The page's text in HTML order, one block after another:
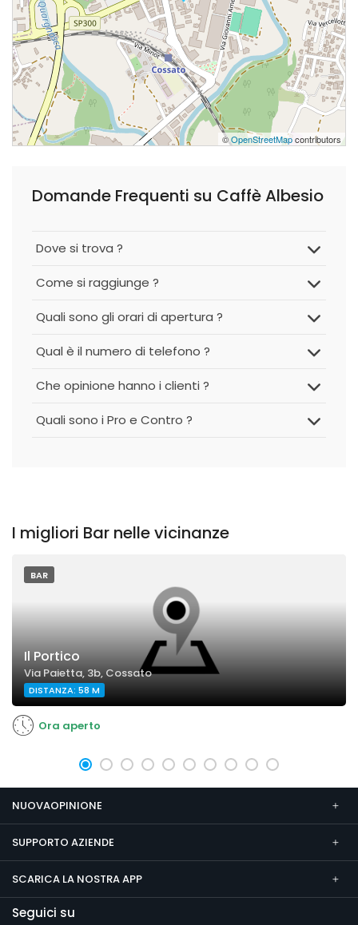
©OpenStreetMapcontributors
Domande Frequenti su Caffè Albesio
Dove si trova ?
Come si raggiunge ?
Quali sono gli orari di apertura ?
Qual è il numero di telefono ?
Che opinione hanno i clienti ?
Quali sono i Pro e Contro ?
I migliori Bar nelle vicinanze
BAR
Il Portico
Via Paietta, 3b, Cossato
DISTANZA: 58 M
Ora aperto
NUOVAOPINIONE
SUPPORTO AZIENDE
SCARICA LA NOSTRA APP
Seguici su